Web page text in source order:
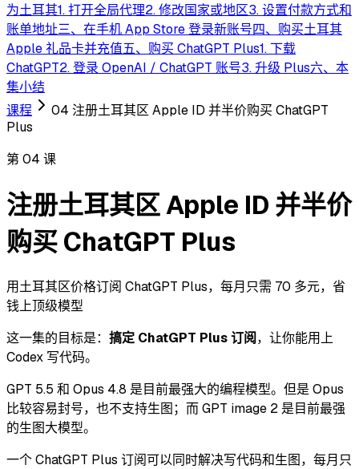
为土耳其1. 打开全局代理2. 修改国家或地区3. 设置付款方式和
账单地址三、在手机 App Store 登录新账号四、购买土耳其
Apple 礼品卡并充值五、购买 ChatGPT Plus1. 下载
ChatGPT2. 登录 OpenAI / ChatGPT 账号3. 升级 Plus六、本
集小结
课程
04 注册土耳其区 Apple ID 并半价购买 ChatGPT
Plus
第04 课
注册土耳其区 Apple ID 并半价
购买 ChatGPT Plus
用土耳其区价格订阅 ChatGPT Plus，每月只需 70 多元，省
钱上顶级模型
这一集的目标是： 搞定 ChatGPT Plus 订阅，让你能用上
Codex 写代码。
GPT 5.5 和 Opus 4.8 是目前最强大的编程模型。但是 Opus
比较容易封号，也不支持生图；而 GPT image 2 是目前最强
的生图大模型。
一个 ChatGPT Plus 订阅可以同时解决写代码和生图，每月只